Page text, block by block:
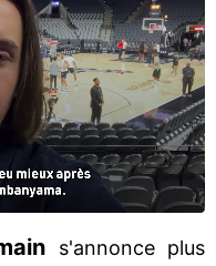
s'annonce plus